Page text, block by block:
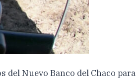
del Nuevo Banco del Chaco para